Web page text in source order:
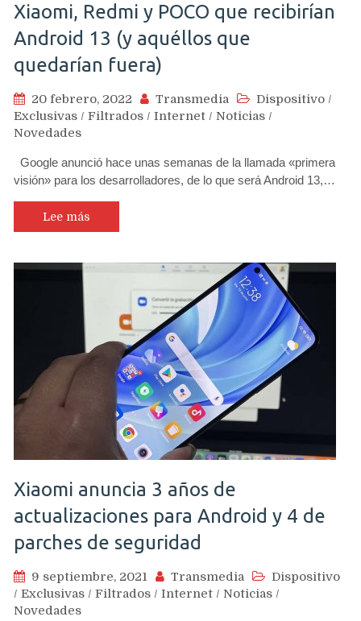
Xiaomi, Redmi y POCO que recibirían
Android 13 (y aquéllos que
quedarían fuera)
20 febrero, 2022 Transmedia Dispositivo /
Exclusivas / Filtrados / Internet / Noticias /
Novedades
Google anunció hace unas semanas de la llamada «primera
visión» para los desarrolladores, de lo que será Android 13,…
Lee más
Xiaomi anuncia 3 años de
actualizaciones para Android y 4 de
parches de seguridad
9 septiembre, 2021 Transmedia
Dispositivo
/ Exclusivas / Filtrados / Internet / Noticias /
Novedades